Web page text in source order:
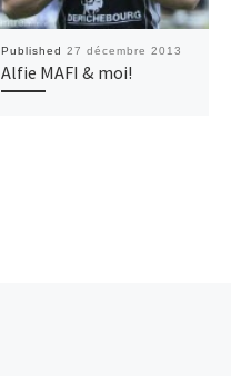
Published 27 décembre 2013
Alfie MAFI & moi!